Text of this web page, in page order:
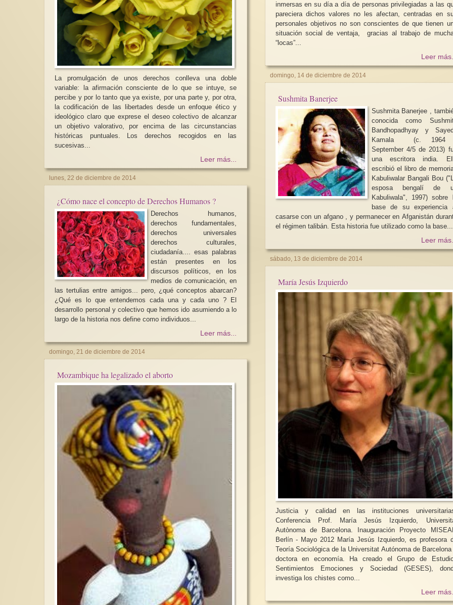
La promulgación de unos derechos conlleva una doble
variable: la afirmación consciente de lo que se intuye, se
percibe y por lo tanto que ya existe, por una parte y, por otra,
la codificación de las libertades desde un enfoque ético y
ideológico claro que exprese el deseo colectivo de alcanzar
un objetivo valorativo, por encima de las circunstancias
históricas puntuales. Los derechos recogidos en las
sucesivas...
Leer más...
lunes, 22 de diciembre de 2014
¿Cómo nace el concepto de Derechos Humanos ?
Derechos humanos,
derechos fundamentales,
derechos universales
derechos culturales,
ciudadanía.... esas palabras
están presentes en los
discursos políticos, en los
medios de comunicación, en
las tertulias entre amigos... pero, ¿qué conceptos abarcan?
¿Qué es lo que entendemos cada una y cada uno ? El
desarrollo personal y colectivo que hemos ido asumiendo a lo
largo de la historia nos define como individuos...
Leer más...
domingo, 21 de diciembre de 2014
Mozambique ha legalizado el aborto
inmersas en su día a día de personas privilegiadas a las
pareciera dichos valores no les afectan, centradas en
personales objetivos no son conscientes de que tienen
situación social de ventaja, gracias al trabajo de
“locas”...
Leer
domingo, 14 de diciembre de 2014
Sushmita Banerjee
Sushmita Banerjee ,
conocida como
Bandhopadhyay y
Kamala (c. 1964
September 4/5 de 2013)
una escritora india.
escribió el libro de
Kabuliwalar Bangali Bou
esposa bengalí de
Kabuliwala", 1997) sobre
base de su experiencia
casarse con un afgano , y permanecer en Afganistán
el régimen talibán. Esta historia fue utilizado como la base...
Leer
sábado, 13 de diciembre de 2014
María Jesús Izquierdo
Justicia y calidad en las instituciones
Conferencia Prof. María Jesús Izquierdo,
Autònoma de Barcelona. Inauguración Proyecto
Berlín - Mayo 2012 María Jesús Izquierdo, es profesora de
Teoría Sociológica de la Universitat Autónoma de
doctora en economía. Ha creado el Grupo de
Sentimientos Emociones y Sociedad (GESES),
investiga los chistes como...
Leer